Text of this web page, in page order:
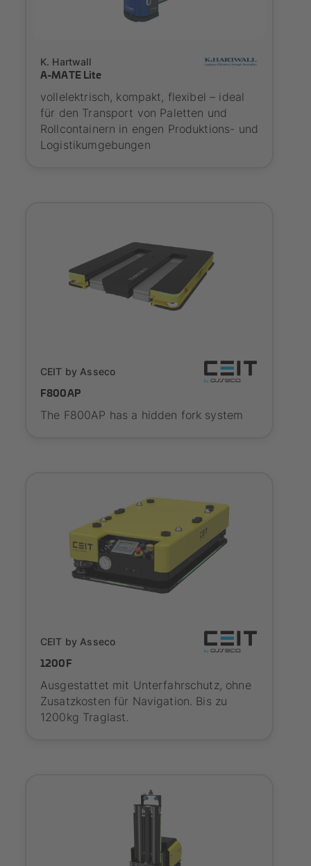
K. Hartwall
A-MATE Lite
vollelektrisch, kompakt, flexibel – ideal
für den Transport von Paletten und
Rollcontainern in engen Produktions- und
Logistikumgebungen
CEIT by Asseco
F800AP
The F800AP has a hidden fork system
CEIT by Asseco
1200F
Ausgestattet mit Unterfahrschutz, ohne
Zusatzkosten für Navigation. Bis zu
1200kg Traglast.